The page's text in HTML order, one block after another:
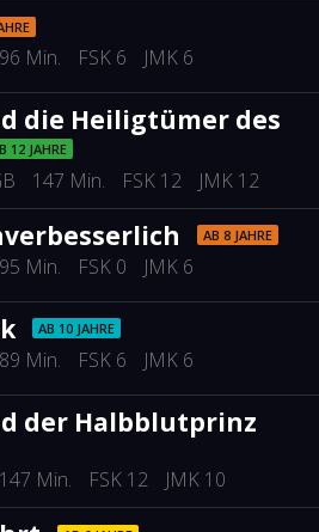
96 Min. FSK 6 JMK 6
die Heiligtümer des
12 JAHRE
147 Min. FSK 12 JMK 12
AB 8 JAHRE
95 Min. FSK 0 JMK 6
AB 10 JAHRE
89 Min. FSK 6 JMK 6
der Halbblutprinz
147 Min. FSK 12 JMK 10